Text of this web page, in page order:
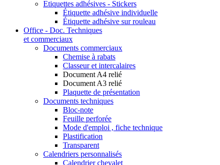
Etiquettes adhésives - Stickers
Étiquette adhésive individuelle
Étiquette adhésive sur rouleau
Office - Doc. Techniques
et commerciaux
Documents commerciaux
Chemise à rabats
Classeur et intercalaires
Document A4 relié
Document A3 relié
Plaquette de présentation
Documents techniques
Bloc-note
Feuille perforée
Mode d'emploi , fiche technique
Plastification
Transparent
Calendriers personnalisés
Calendrier chevalet